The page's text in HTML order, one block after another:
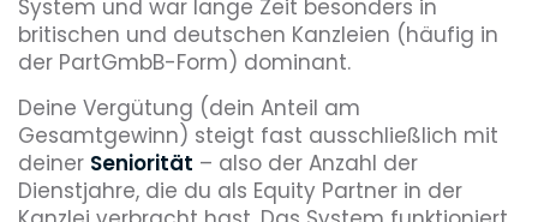
System und war lange Zeit besonders in
britischen und deutschen Kanzleien (häufig in
der PartGmbB-Form) dominant.
Deine Vergütung (dein Anteil am
Gesamtgewinn) steigt fast ausschließlich mit
deiner Seniorität – also der Anzahl der
Dienstjahre, die du als Equity Partner in der